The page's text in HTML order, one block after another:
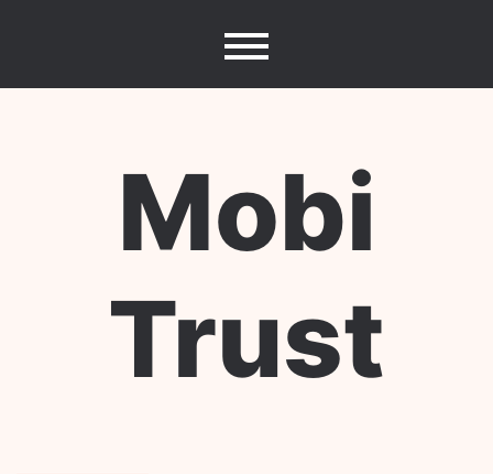
Mobi
Trust